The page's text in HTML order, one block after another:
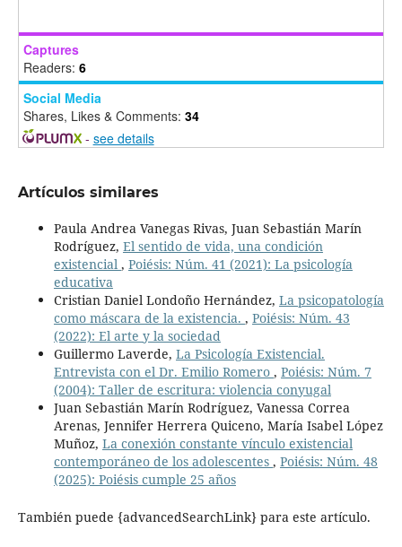
Captures
Readers: 6
Social Media
Shares, Likes & Comments: 34
- see details
Artículos similares
Paula Andrea Vanegas Rivas, Juan Sebastián Marín
Rodríguez, El sentido de vida, una condición
existencial , Poiésis: Núm. 41 (2021): La psicología
educativa
Cristian Daniel Londoño Hernández, La psicopatología
como máscara de la existencia. , Poiésis: Núm. 43
(2022): El arte y la sociedad
Guillermo Laverde, La Psicología Existencial.
Entrevista con el Dr. Emilio Romero , Poiésis: Núm. 7
(2004): Taller de escritura: violencia conyugal
Juan Sebastián Marín Rodríguez, Vanessa Correa
Arenas, Jennifer Herrera Quiceno, María Isabel López
Muñoz, La conexión constante vínculo existencial
contemporáneo de los adolescentes , Poiésis: Núm. 48
(2025): Poiésis cumple 25 años
También puede {advancedSearchLink} para este artículo.